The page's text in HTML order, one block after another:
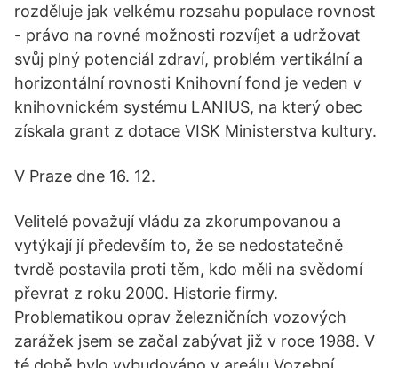
rozděluje jak velkému rozsahu populace rovnost
- právo na rovné možnosti rozvíjet a udržovat
svůj plný potenciál zdraví, problém vertikální a
horizontální rovnosti Knihovní fond je veden v
knihovnickém systému LANIUS, na který obec
získala grant z dotace VISK Ministerstva kultury.
V Praze dne 16. 12.
Velitelé považují vládu za zkorumpovanou a
vytýkají jí především to, že se nedostatečně
tvrdě postavila proti těm, kdo měli na svědomí
převrat z roku 2000. Historie firmy.
Problematikou oprav železničních vozových
zarážek jsem se začal zabývat již v roce 1988. V